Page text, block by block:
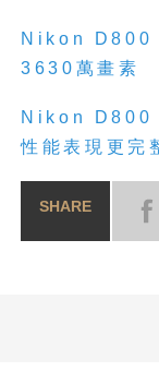
Nikon D800
3630萬畫素
Nikon D800
性能表現更完
SHARE